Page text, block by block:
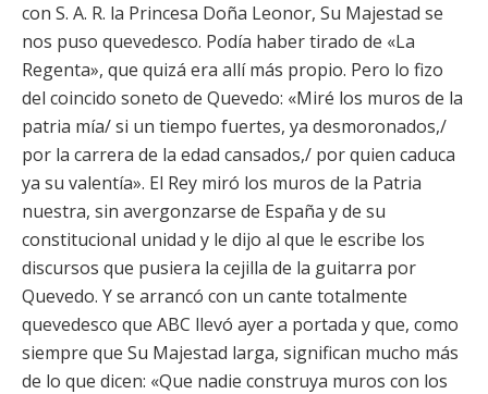
con S. A. R. la Princesa Doña Leonor, Su Majestad se
nos puso quevedesco. Podía haber tirado de «La
Regenta», que quizá era allí más propio. Pero lo fizo
del coincido soneto de Quevedo: «Miré los muros de la
patria mía/ si un tiempo fuertes, ya desmoronados,/
por la carrera de la edad cansados,/ por quien caduca
ya su valentía». El Rey miró los muros de la Patria
nuestra, sin avergonzarse de España y de su
constitucional unidad y le dijo al que le escribe los
discursos que pusiera la cejilla de la guitarra por
Quevedo. Y se arrancó con un cante totalmente
quevedesco que ABC llevó ayer a portada y que, como
siempre que Su Majestad larga, significan mucho más
de lo que dicen: «Que nadie construya muros con los